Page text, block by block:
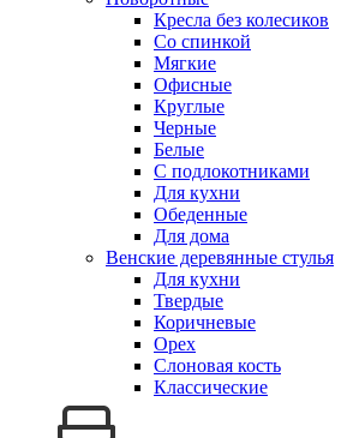
Кресла без колесиков
Со спинкой
Мягкие
Офисные
Круглые
Черные
Белые
С подлокотниками
Для кухни
Обеденные
Для дома
Венские деревянные стулья
Для кухни
Твердые
Коричневые
Орех
Слоновая кость
Классические